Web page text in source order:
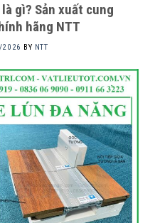
gì? Sản xuất cung
hãng NTT
BY NTT